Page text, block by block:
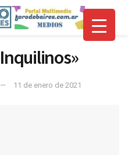
11 de enero de 2021